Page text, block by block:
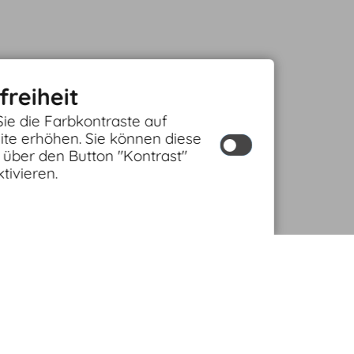
die Farbkontraste auf
erhöhen. Sie können diese
den Button "Kontrast"